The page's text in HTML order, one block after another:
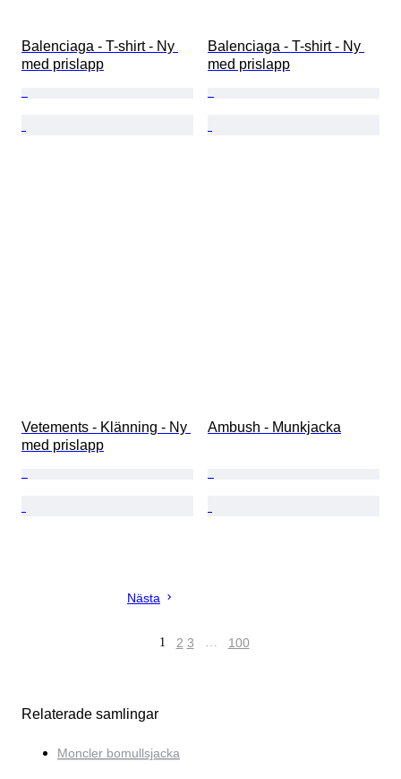
Balenciaga - T-shirt - Ny
med prislapp
Balenciaga - T-shirt - Ny
med prislapp
Vetements - Klänning - Ny
med prislapp
Ambush - Munkjacka
Nästa
1 2 3 … 100
Relaterade samlingar
Moncler bomullsjacka